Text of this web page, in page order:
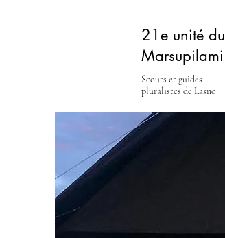
21e unité du
Marsupilami
Scouts et guides
pluralistes de Lasne